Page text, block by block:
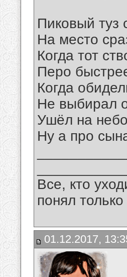
Пиковый туз
На место
Когда тот
Перо
Когда
Не выбирал
Ушёл на
Ну а про
Все, кто
понял
01.12.2017,